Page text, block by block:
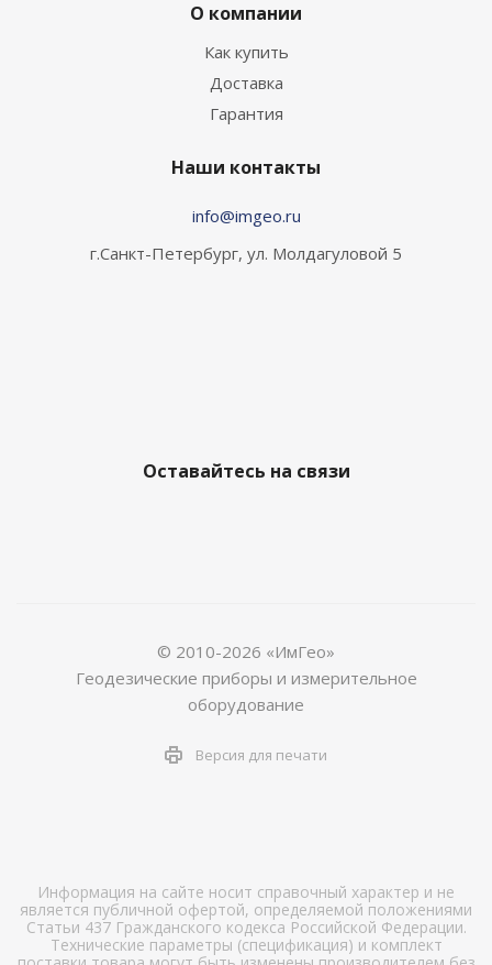
О компании
Как купить
Доставка
Гарантия
Наши контакты
info@imgeo.ru
г.Санкт-Петербург, ул. Молдагуловой 5
Оставайтесь на связи
© 2010-2026 «ИмГео»
Геодезические приборы и измерительное
оборудование
Версия для печати
Информация на сайте носит справочный характер и не
является публичной офертой, определяемой положениями
Статьи 437 Гражданского кодекса Российской Федерации.
Технические параметры (спецификация) и комплект